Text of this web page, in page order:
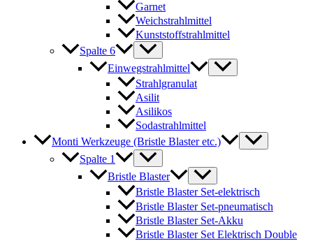
Garnet
Weichstrahlmittel
Kunststoffstrahlmittel
Spalte 6
Einwegstrahlmittel
Strahlgranulat
Asilit
Asilikos
Sodastrahlmittel
Monti Werkzeuge (Bristle Blaster etc.)
Spalte 1
Bristle Blaster
Bristle Blaster Set-elektrisch
Bristle Blaster Set-pneumatisch
Bristle Blaster Set-Akku
Bristle Blaster Set Elektrisch Double